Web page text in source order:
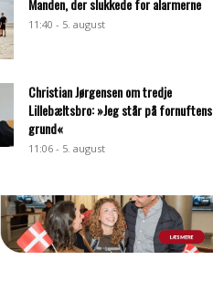
Manden, der slukkede for alarmerne
11:40 - 5. august
Christian Jørgensen om tredje
Lillebæltsbro: »Jeg står på fornuftens
grund«
11:06 - 5. august